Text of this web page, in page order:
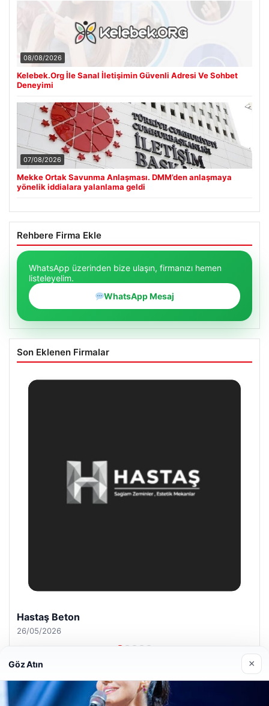
08/08/2026
Kelebek.Org İle Sanal İletişimin Güvenli Adresi Ve Sohbet
Deneyimi
07/08/2026
Mekke Ortak Savunma Anlaşması. DMM’den anlaşmaya
yönelik iddialara yalanlama geldi
Rehbere Firma Ekle
WhatsApp üzerinden bize ulaşın, firmanızı hemen
listeleyelim.
WhatsApp Mesaj
Son Eklenen Firmalar
Enes Kaplan Avukatlık Bürosu
28/04/2026
Göz Atın ×